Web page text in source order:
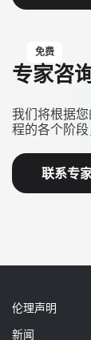
免费
专家咨
我们将根据
程的各个阶段
联系专
伦理声明
新闻